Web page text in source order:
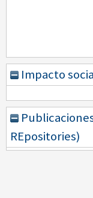
Impacto
REpositories)